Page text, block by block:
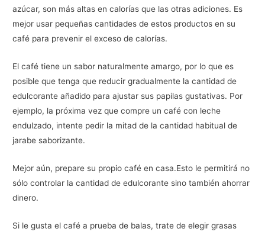
azúcar, son más altas en calorías que las otras adiciones. Es
mejor usar pequeñas cantidades de estos productos en su
café para prevenir el exceso de calorías.
El café tiene un sabor naturalmente amargo, por lo que es
posible que tenga que reducir gradualmente la cantidad de
edulcorante añadido para ajustar sus papilas gustativas. Por
ejemplo, la próxima vez que compre un café con leche
endulzado, intente pedir la mitad de la cantidad habitual de
jarabe saborizante.
Mejor aún, prepare su propio café en casa.Esto le permitirá no
sólo controlar la cantidad de edulcorante sino también ahorrar
dinero.
Si le gusta el café a prueba de balas, trate de elegir grasas